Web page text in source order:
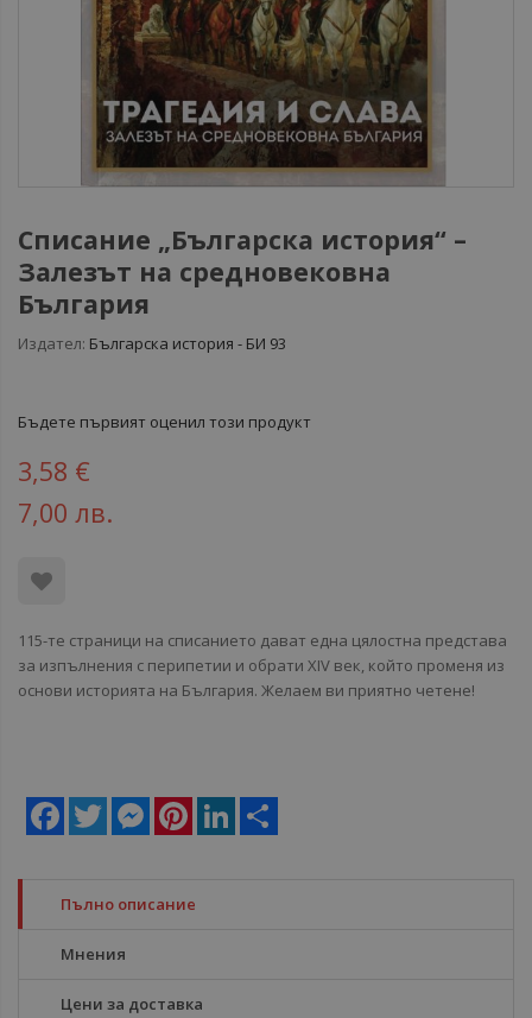
Списание „Българска история“ –
Залезът на средновековна
България
Издател: Българска история - БИ 93
Бъдете първият оценил този продукт
3,58 €
7,00 лв.
115-те страници на списанието дават една цялостна представа
за изпълнения с перипетии и обрати XIV век, който променя из
основи историята на България. Желаем ви приятно четене!
Facebook
Twitter MessengerPinterestLinkedIn
Пълно описание
Мнения
Цени за доставка